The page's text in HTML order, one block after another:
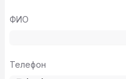
ФИО
Телефон